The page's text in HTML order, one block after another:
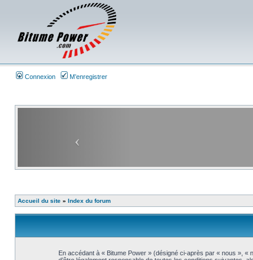
Connexion M’enregistrer
Accueil du site » Index du forum
En accédant à « Bitume Power » (désigné ci-après par « nous », «